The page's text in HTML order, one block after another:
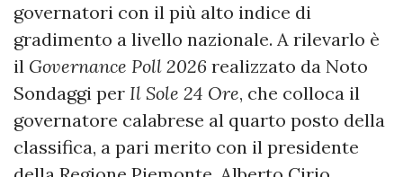
governatori con il più alto indice di
gradimento a livello nazionale. A rilevarlo è
il Governance Poll 2026 realizzato da Noto
Sondaggi per Il Sole 24 Ore, che colloca il
governatore calabrese al quarto posto della
classifica, a pari merito con il presidente